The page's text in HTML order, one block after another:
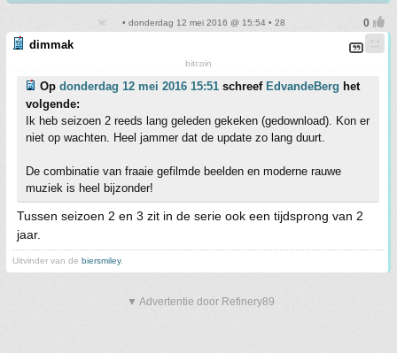
• donderdag 12 mei 2016 @ 15:54 • 28
dimmak
bitcoin
Op donderdag 12 mei 2016 15:51 schreef EdvandeBerg het
volgende:
Ik heb seizoen 2 reeds lang geleden gekeken (gedownload). Kon er
niet op wachten. Heel jammer dat de update zo lang duurt.
De combinatie van fraaie gefilmde beelden en moderne rauwe
muziek is heel bijzonder!
Tussen seizoen 2 en 3 zit in de serie ook een tijdsprong van 2
jaar.
Uitvinder van de biersmiley.
▼ Advertentie door Refinery89